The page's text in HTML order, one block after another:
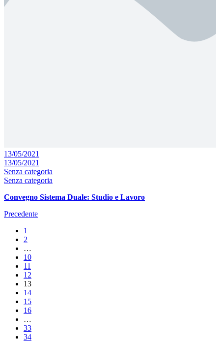
13/05/2021
13/05/2021
Senza categoria
Senza categoria
Convegno Sistema Duale: Studio e Lavoro
Precedente
1
2
…
10
11
12
13
14
15
16
…
33
34